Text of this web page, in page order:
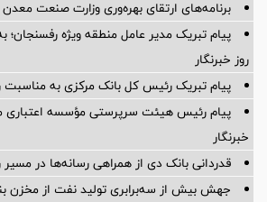
برنامه‌های ارتقای بهره‌وری وزارت صنعت
روز خبرنگار
پیام تبریک رئیس کل بانک مرکزی به مناسبت
پیام رئیس هیئت سرپرستی مؤسسه اعتباری
خبرنگار
قدردانی بانک دی از همراهی رسانه‌ها در
جهش بیش از سه‌برابری تولید نفت از مخزن